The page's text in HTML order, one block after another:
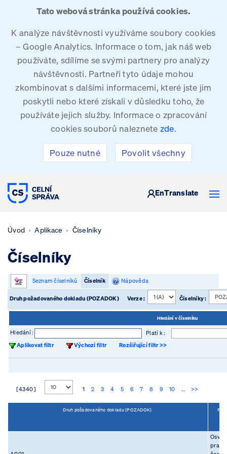
Tato webová stránka používá cookies.
K analýze návštěvnosti využíváme soubory cookies
– Google Analytics. Informace o tom, jak náš web
používáte, sdílíme se svými partnery pro analýzy
návštěvnosti. Partneři tyto údaje mohou
zkombinovat s dalšími informacemi, které jste jim
poskytli nebo které získali v důsledku toho, že
používáte jejich služby. Informace o zpracování
cookies souborů naleznete zde.
Pouze nutné Povolit všechny
CELNÍ SPRÁVA ČESKÉ REPUBLIKY
EnTranslate
Úvod Aplikace Číselníky
Číselníky
Seznam číselníků Číselník Nápověda
Druh požadovaného dokladu (POZADOK) Verze : Číselníky :
Hledání v číselníku
Hledání :
Platí k :
Aplikovat filtr
Výchozí filtr Rozšiřující filtr >>
[ 4340 ] 1 2 3 4 5 6 7 8 9 10 ... >>
Druh požadovaného dokladu (POZADOK)